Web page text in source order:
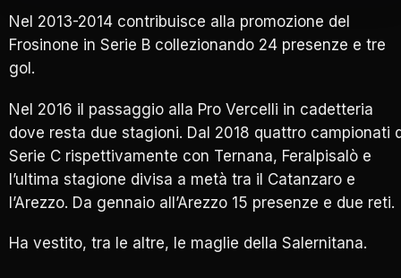
Nel 2013-2014 contribuisce alla promozione del
Frosinone in Serie B collezionando 24 presenze e tre
gol.
Nel 2016 il passaggio alla Pro Vercelli in cadetteria
dove resta due stagioni. Dal 2018 quattro campionati
Serie C rispettivamente con Ternana, Feralpisalò e
l’ultima stagione divisa a metà tra il Catanzaro e
l’Arezzo. Da gennaio all’Arezzo 15 presenze e due reti.
Ha vestito, tra le altre, le maglie della Salernitana.